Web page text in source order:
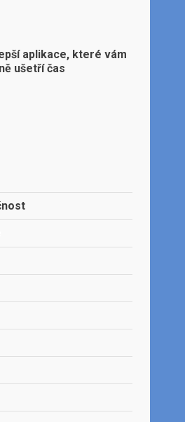
aplikace, které vám
ušetří čas